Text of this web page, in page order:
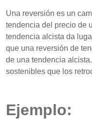
Una reversión es un
tendencia del precio de
tendencia alcista da
que una reversión de
de una tendencia
sostenibles que los
Ejemplo: